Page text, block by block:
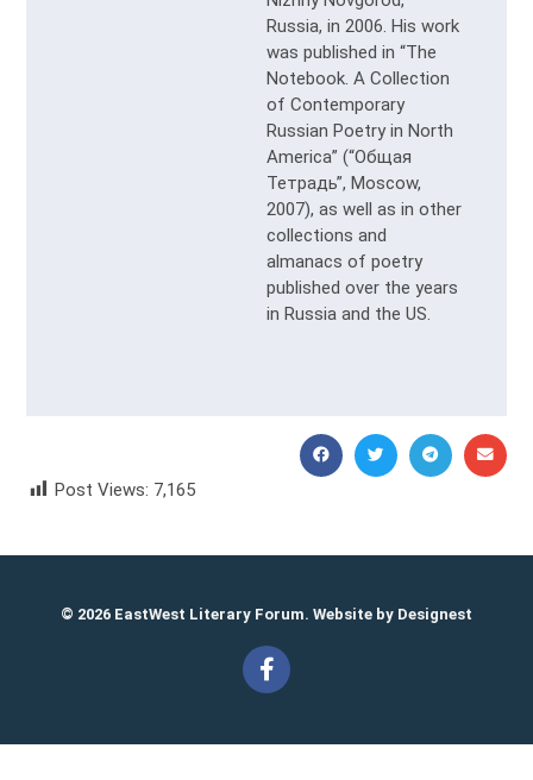
Russia, in 2006. His work
was published in “The
Notebook. A Collection
of Contemporary
Russian Poetry in North
America” (“Общая
Тетрадь”, Moscow,
2007), as well as in other
collections and
almanacs of poetry
published over the years
in Russia and the US.
Post Views: 7,165
© 2026 EastWest Literary Forum. Website by Designest